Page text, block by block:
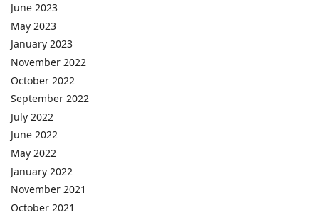
June 2023
May 2023
January 2023
November 2022
October 2022
September 2022
July 2022
June 2022
May 2022
January 2022
November 2021
October 2021